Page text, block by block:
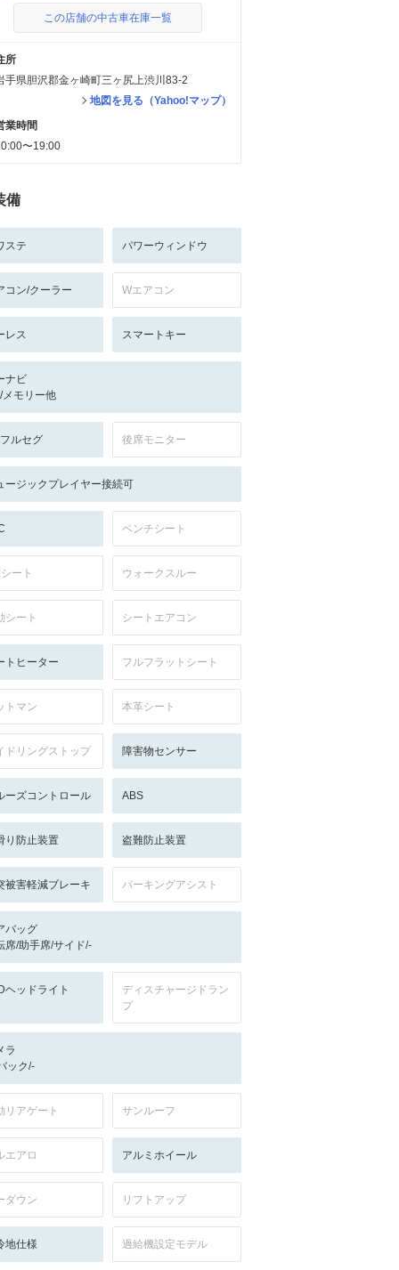
この店舗の中古車在庫一覧
所
手県胆沢郡金ヶ崎町三ヶ尻上渋川83-2
地図を見る（Yahoo!マップ）
業時間
〜19:00
備
ステ パワーウィンドウ
コン/クーラー Wエアコン
レス スマートキー
ナビ
メモリー他
ルセグ 後席モニター
ージックプレイヤー接続可
ベンチシート
ート ウォークスルー
シート シートエアコン
トヒーター フルフラットシート
トマン 本革シート
ドリングストップ 障害物センサー
ーズコントロール ABS
り防止装置 盗難防止装置
被害軽減ブレーキ パーキングアシスト
バッグ
席/助手席/サイド/-
ヘッドライト
ディスチャージドラン
プ
ラ
ック/-
リアゲート サンルーフ
エアロ アルミホイール
ダウン リフトアップ
地仕様 過給機設定モデル